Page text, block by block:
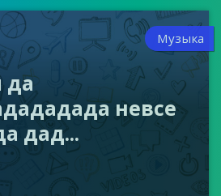
Музыка
да
невсе
дад...